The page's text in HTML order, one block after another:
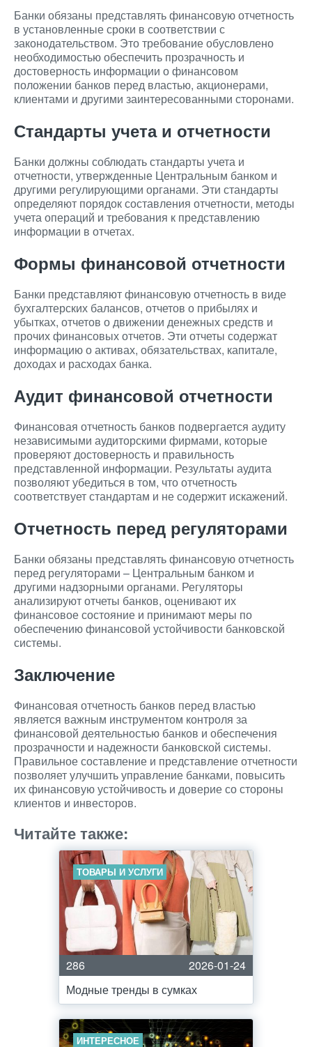
Банки обязаны представлять финансовую отчетность
в установленные сроки в соответствии с
законодательством. Это требование обусловлено
необходимостью обеспечить прозрачность и
достоверность информации о финансовом
положении банков перед властью, акционерами,
клиентами и другими заинтересованными сторонами.
Стандарты учета и отчетности
Банки должны соблюдать стандарты учета и
отчетности, утвержденные Центральным банком и
другими регулирующими органами. Эти стандарты
определяют порядок составления отчетности, методы
учета операций и требования к представлению
информации в отчетах.
Формы финансовой отчетности
Банки представляют финансовую отчетность в виде
бухгалтерских балансов, отчетов о прибылях и
убытках, отчетов о движении денежных средств и
прочих финансовых отчетов. Эти отчеты содержат
информацию о активах, обязательствах, капитале,
доходах и расходах банка.
Аудит финансовой отчетности
Финансовая отчетность банков подвергается аудиту
независимыми аудиторскими фирмами, которые
проверяют достоверность и правильность
представленной информации. Результаты аудита
позволяют убедиться в том, что отчетность
соответствует стандартам и не содержит искажений.
Отчетность перед регуляторами
Банки обязаны представлять финансовую отчетность
перед регуляторами – Центральным банком и
другими надзорными органами. Регуляторы
анализируют отчеты банков, оценивают их
финансовое состояние и принимают меры по
обеспечению финансовой устойчивости банковской
системы.
Заключение
Финансовая отчетность банков перед властью
является важным инструментом контроля за
финансовой деятельностью банков и обеспечения
прозрачности и надежности банковской системы.
Правильное составление и представление отчетности
позволяет улучшить управление банками, повысить
их финансовую устойчивость и доверие со стороны
клиентов и инвесторов.
Читайте также:
ТОВАРЫ И УСЛУГИ
286
2026-01-24
Модные тренды в сумках
ИНТЕРЕСНОЕ